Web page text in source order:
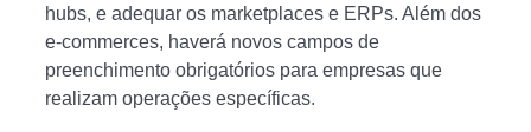
hubs, e adequar os marketplaces e ERPs. Além dos
e-commerces, haverá novos campos de
preenchimento obrigatórios para empresas que
realizam operações específicas.